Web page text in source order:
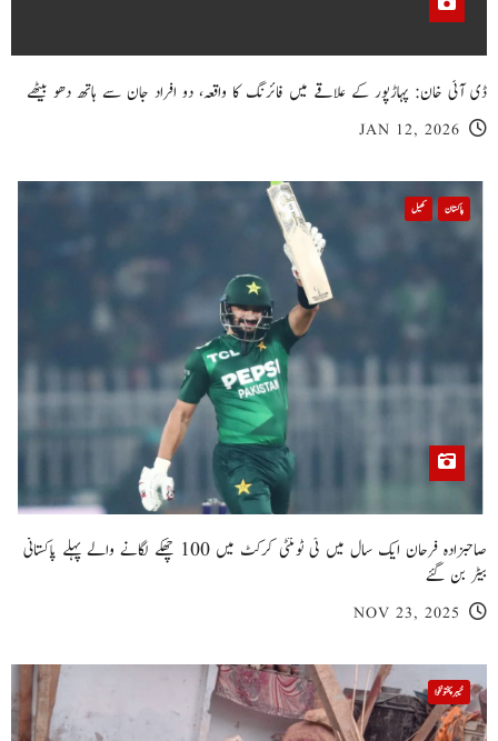
ڈی آئی خان: پہاڑپور کے علاقے میں فائرنگ کا واقعہ، دو افراد جان سے ہاتھ دھو بیٹھے
JAN 12, 2026
پاکستان کھیل
صاحبزادہ فرحان ایک سال میں ٹی ٹوئنٹی کرکٹ میں 100 چھکے لگانے والے پہلے پاکستانی
بیٹر بن گئے
NOV 23, 2025
خیبر پختونخوا